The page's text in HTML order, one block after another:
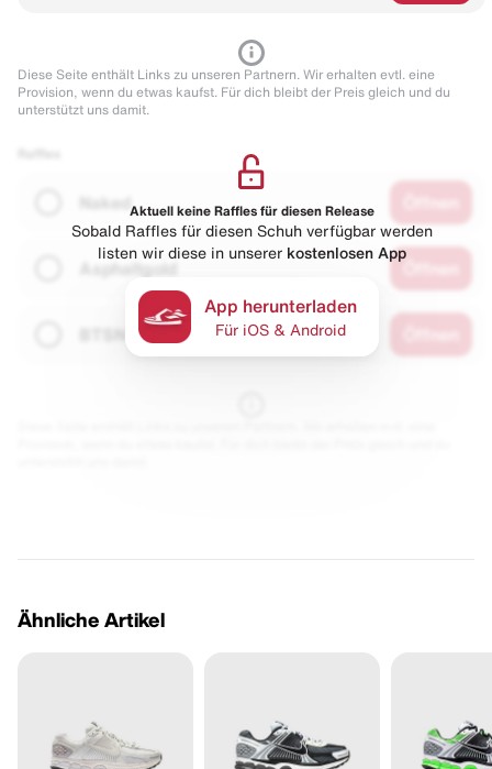
Diese Seite enthält Links zu unseren Partnern. Wir erhalten evtl. eine
Provision, wenn du etwas kaufst. Für dich bleibt der Preis gleich und du
unterstützt uns damit.
Naked
Asphaltgold
Aktuell keine Raffles für diesen Release
Sobald Raffles für diesen Schuh verfügbar werden
listen wir diese in unserer kostenlosen App
App herunterladen
Für iOS & Android
Ähnliche Artikel